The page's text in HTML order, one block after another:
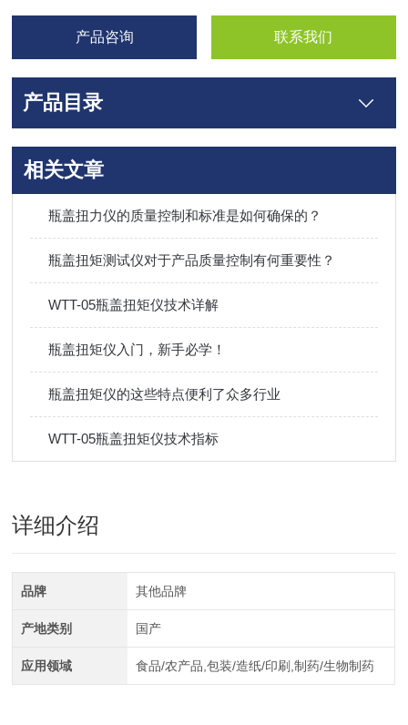
产品咨询 联系我们
产品目录
相关文章
瓶盖扭力仪的质量控制和标准是如何确保的？
瓶盖扭矩测试仪对于产品质量控制有何重要性？
WTT-05瓶盖扭矩仪技术详解
瓶盖扭矩仪入门，新手必学！
瓶盖扭矩仪的这些特点便利了众多行业
WTT-05瓶盖扭矩仪技术指标
详细介绍
品牌 其他品牌
产地类别 国产
应用领域 食品/农产品,包装/造纸/印刷,制药/生物制药